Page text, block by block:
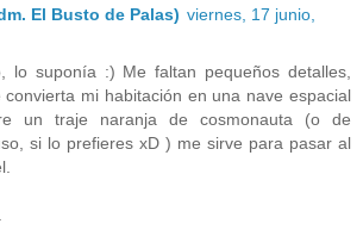
El Busto de Palas) viernes, 17 junio,
lo suponía :) Me faltan pequeños detalles,
convierta mi habitación en una nave espacial
un traje naranja de cosmonauta (o de
si lo prefieres xD ) me sirve para pasar al